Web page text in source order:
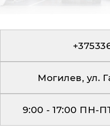
Могилев, ул.
9:00 - 17:00 ПН-